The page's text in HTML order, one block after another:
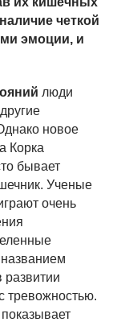
четкой
эмоции, и
люди
новое
Корка
бывает
Ученые
очень
названием
тревожностью.